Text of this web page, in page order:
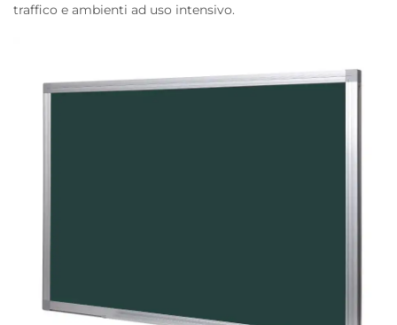
traffico e ambienti ad uso intensivo.